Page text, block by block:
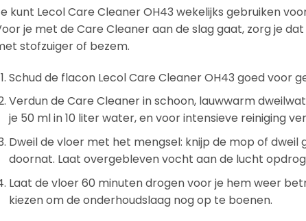
kunt Lecol Care Cleaner OH43 wekelijks gebruiken
je met de Care Cleaner aan de slag gaat, zorg je
stofzuiger of bezem.
Schud de flacon Lecol Care Cleaner OH43 goed voor
Verdun de Care Cleaner in schoon, lauwwarm
je 50 ml in 10 liter water, en voor intensieve reiniging
Dweil de vloer met het mengsel: knijp de mop of dweil
doornat. Laat overgebleven vocht aan de lucht
Laat de vloer 60 minuten drogen voor je hem weer
kiezen om de onderhoudslaag nog op te boenen.